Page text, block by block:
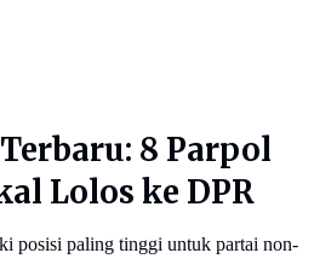
8 Parpol
Lolos ke DPR
posisi paling tinggi untuk partai non-